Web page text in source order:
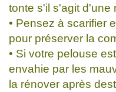
tonte s'il s'agit d'une
• Pensez à scarifier
pour préserver la
• Si votre pelouse
envahie par les
la rénover après